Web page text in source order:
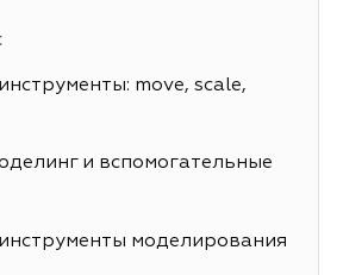
move, scale,
и вспомогательные
моделирования